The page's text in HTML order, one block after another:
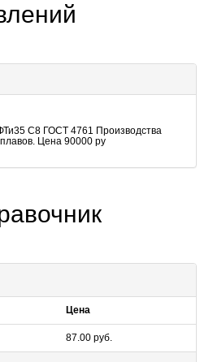
С8 ГОСТ 4761 Производства
Цена 90000 ру
Цена
87.00 руб.